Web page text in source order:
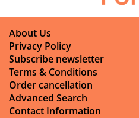
About Us
Privacy Policy
Subscribe newsletter
Terms & Conditions
Order cancellation
Advanced Search
Contact Information